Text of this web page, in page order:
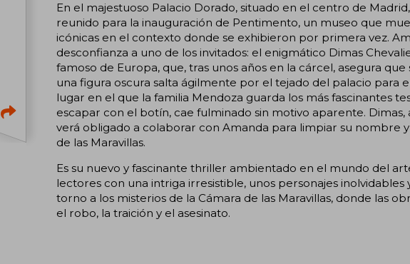
En el majestuoso Palacio Dorado, situado en el centro de
reunido para la inauguración de Pentimento, un museo que
icónicas en el contexto donde se exhibieron por primera vez.
desconfianza a uno de los invitados: el enigmático Dimas
famoso de Europa, que, tras unos años en la cárcel, asegura
una figura oscura salta ágilmente por el tejado del palacio para
lugar en el que la familia Mendoza guarda los más fascinantes
escapar con el botín, cae fulminado sin motivo aparente.
verá obligado a colaborar con Amanda para limpiar su nombre
de las Maravillas.
Es su nuevo y fascinante thriller ambientado en el mundo del
lectores con una intriga irresistible, unos personajes
torno a los misterios de la Cámara de las Maravillas, donde las
el robo, la traición y el asesinato.